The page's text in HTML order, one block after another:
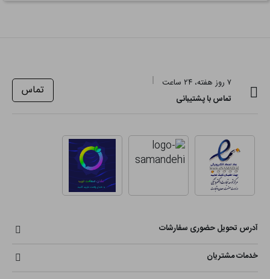
۷ روز هفته، ۲۴ ساعت
تماس با پشتیبانی
تماس
آدرس تحویل حضوری سفارشات
خدمات مشتریان